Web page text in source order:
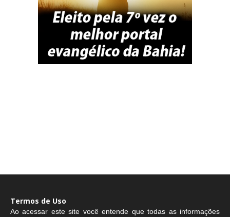
Termos de Uso
Ao acessar este site você entende que todas as informações